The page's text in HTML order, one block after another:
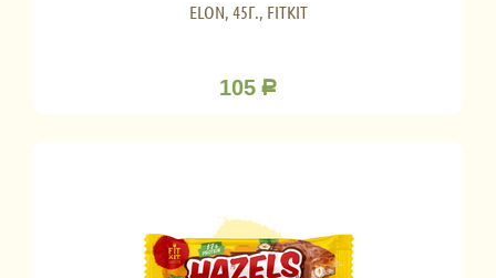
ELON, 45Г., FITKIT
105 Р